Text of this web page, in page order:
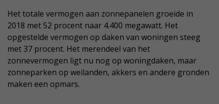
Het totale vermogen aan zonnepanelen groeide in
2018 met 52 procent naar 4.400 megawatt. Het
opgestelde vermogen op daken van woningen steeg
met 37 procent. Het merendeel van het
zonnevermogen ligt nu nog op woningdaken, maar
zonneparken op weilanden, akkers en andere gronden
maken een opmars.